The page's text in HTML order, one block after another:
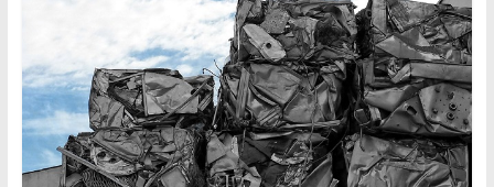
de
Chatarra
Directorio